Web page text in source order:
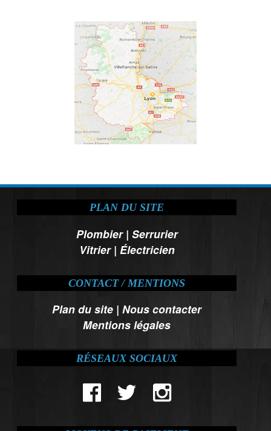
PLAN DU SITE
Plombier| Serrurier
Vitrier| Électricien
CONTACT / MENTIONS
Plan du site |Nous contacter
Mentions légales
RÉSEAUX SOCIAUX